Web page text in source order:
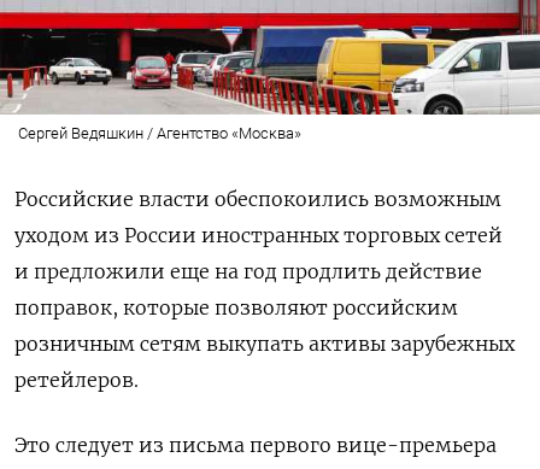
Сергей Ведяшкин / Агентство «Москва»
Российские власти обеспокоились возможным
уходом из России иностранных торговых сетей
и предложили еще на год продлить действие
поправок, которые позволяют российским
розничным сетям выкупать активы зарубежных
ретейлеров.
Это следует из письма первого вице-премьера